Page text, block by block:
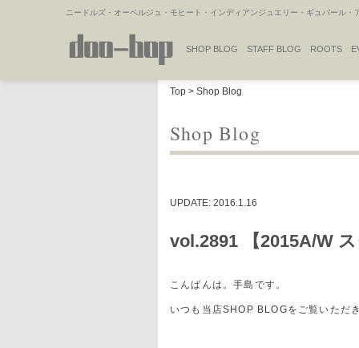
ニードルズ・オーベルジュ・モヒート・インディアンジュエリー・ギュパール
SHOP BLOG STAFF BLOG ROOTS
Top > Shop Blog
Shop Blog
UPDATE: 2016.1.16
vol.2891 【2015A/W
こんばんは。手島です。
いつも当店SHOP BLOGをご覧いただ